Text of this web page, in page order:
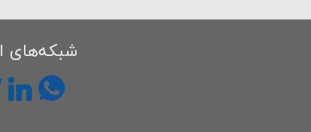
شبکه‌های